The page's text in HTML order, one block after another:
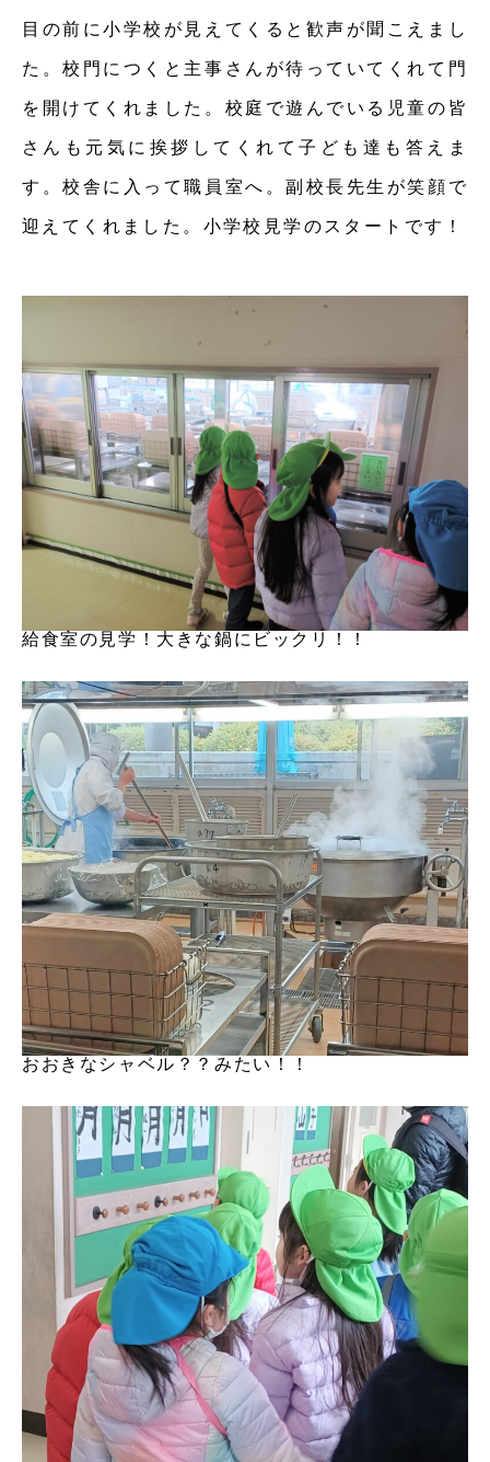
目の前に小学校が見えてくると歓声が聞こえまし
た。校門につくと主事さんが待っていてくれて門
を開けてくれました。校庭で遊んでいる児童の皆
さんも元気に挨拶してくれて子ども達も答えま
す。校舎に入って職員室へ。副校長先生が笑顔で
迎えてくれました。小学校見学のスタートです！
給食室の見学！大きな鍋にビックリ！！
おおきなシャベル？？みたい！！